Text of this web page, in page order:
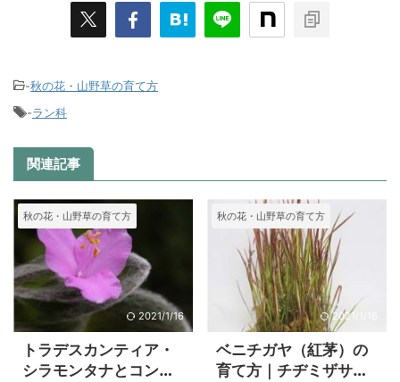
-秋の花・山野草の育て方
-ラン科
関連記事
秋の花・山野草の育て方
2021/1/16
トラデスカンティア・
シラモンタナとコンメ
秋の花・山野草の育て方
2021/1/16
ベニチガヤ（紅茅）の
育て方｜チヂミザサ属